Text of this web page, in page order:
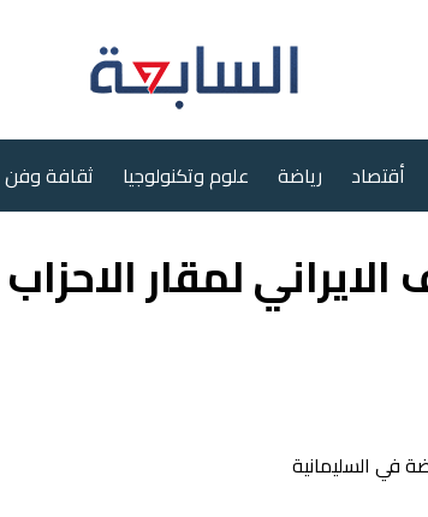
أقتصاد رياضة علوم وتكنولوجيا ثقافة وفن
لمقار الاحزاب